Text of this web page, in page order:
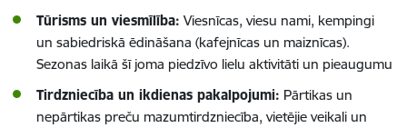
Tūrisms un viesmīlība: Viesnīcas, viesu nami, kempingi
un sabiedriskā ēdināšana (kafejnīcas un maiznīcas).
Sezonas laikā šī joma piedzīvo lielu aktivitāti un pieaugumu
Tirdzniecība un ikdienas pakalpojumi: Pārtikas un
nepārtikas preču mazumtirdzniecība, vietējie veikali un